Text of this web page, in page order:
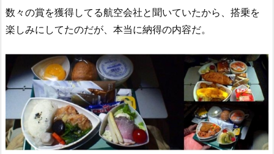
数々の賞を獲得してる航空会社と聞いていたから、搭乗を
楽しみにしてたのだが、本当に納得の内容だ。